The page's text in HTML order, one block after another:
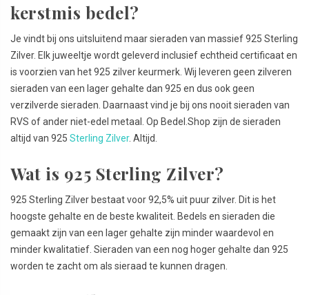
kerstmis bedel?
Je vindt bij ons uitsluitend maar sieraden van massief 925 Sterling
Zilver. Elk juweeltje wordt geleverd inclusief echtheid certificaat en
is voorzien van het 925 zilver keurmerk. Wij leveren geen zilveren
sieraden van een lager gehalte dan 925 en dus ook geen
verzilverde sieraden. Daarnaast vind je bij ons nooit sieraden van
RVS of ander niet-edel metaal. Op Bedel.Shop zijn de sieraden
altijd van 925 Sterling Zilver. Altijd.
Wat is 925 Sterling Zilver?
925 Sterling Zilver bestaat voor 92,5% uit puur zilver. Dit is het
hoogste gehalte en de beste kwaliteit. Bedels en sieraden die
gemaakt zijn van een lager gehalte zijn minder waardevol en
minder kwalitatief. Sieraden van een nog hoger gehalte dan 925
worden te zacht om als sieraad te kunnen dragen.